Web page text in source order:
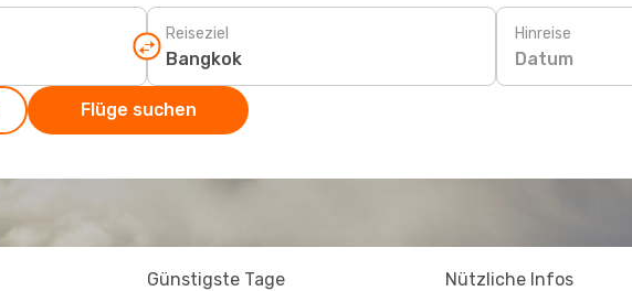
Reiseziel Hinreise
Datum
Flüge suchen
Günstigste Tage Nützliche Infos